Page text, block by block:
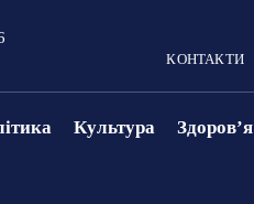
КОНТАКТИ
Культура Здоровʼя